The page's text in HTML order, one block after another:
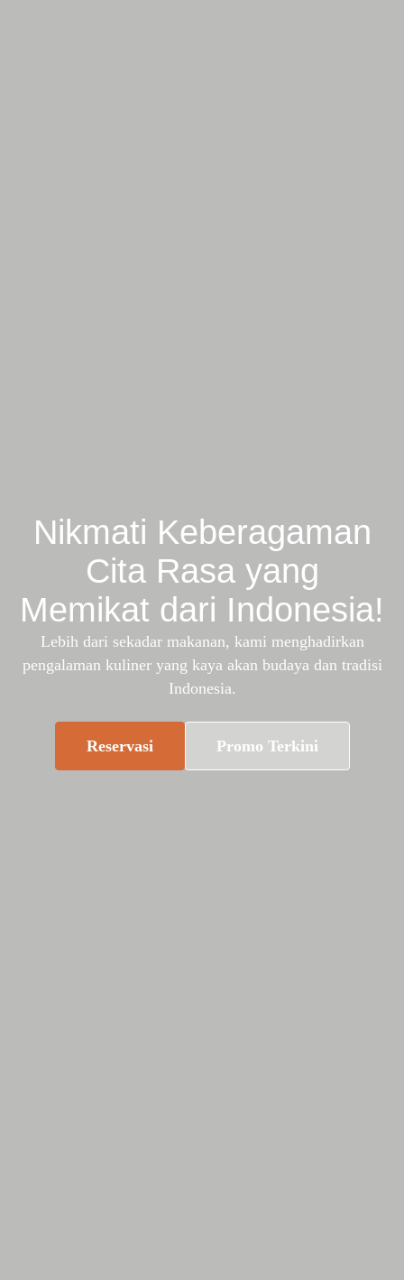
Nikmati Keberagaman
Cita Rasa yang
Memikat dari Indonesia!
Lebih dari sekadar makanan, kami menghadirkan
pengalaman kuliner yang kaya akan budaya dan tradisi
Indonesia.
Reservasi Promo Terkini